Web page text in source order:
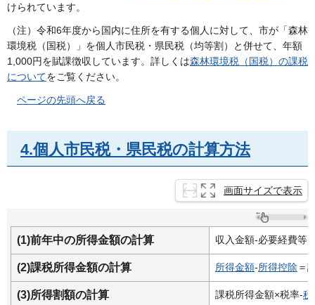
けられています。
（注）令和6年度から国内に住所を有する個人に対して、市が「森林
環境税（国税）」を個人市民税・県民税（均等割）と併せて、年額
1,000円を賦課徴収しています。詳しくは森林環境税（国税）の課税
についてをご覧ください。
ページの先頭へ戻る
4.個人市民税・県民税の計算方法
画面サイズで表示
(1)前年中の所得金額の計算 収入金額-必要経費等
(2)課税所得金額の計算 所得金額-所得控除 ＝
(3)所得割額の計算 課税所得金額×税率-税